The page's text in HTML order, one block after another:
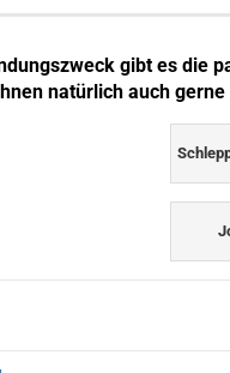
gibt es die
natürlich auch